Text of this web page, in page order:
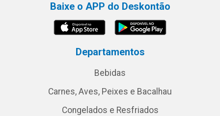
Baixe o APP do Deskontão
Departamentos
Bebidas
Carnes, Aves, Peixes e Bacalhau
Congelados e Resfriados